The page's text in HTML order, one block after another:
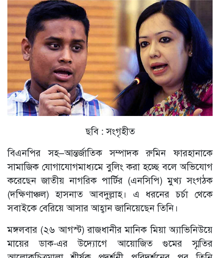
ছবি : সংগৃহীত
বিএনপির সহ–আন্তর্জাতিক সম্পাদক রুমিন ফারহানাকে
সামাজিক যোগাযোগমাধ্যমে বুলিং করা হচ্ছে বলে অভিযোগ
করেছেন জাতীয় নাগরিক পার্টির (এনসিপি) মুখ্য সংগঠক
(দক্ষিণাঞ্চল) হাসনাত আবদুল্লাহ। এ ধরনের চর্চা থেকে
সবাইকে বেরিয়ে আসার আহ্বান জানিয়েছেন তিনি।
মঙ্গলবার (২৬ আগস্ট) রাজধানীর মানিক মিয়া অ্যাভিনিউয়ে
মায়ের ডাক-এর উদ্যোগে আয়োজিত গুমের স্মৃতির